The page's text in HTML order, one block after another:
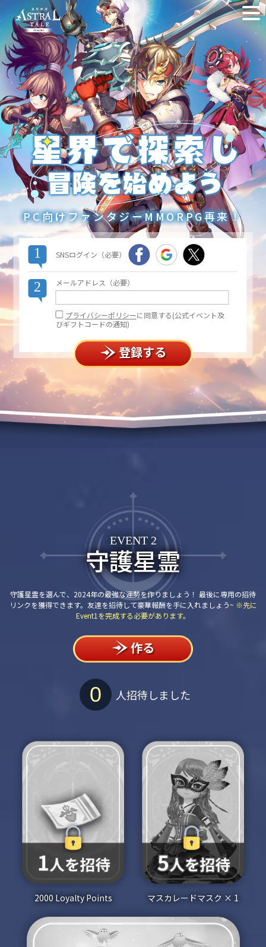
星
PC向けファンタジーMMORPG再来！
1 SNSログイン（必要）
2 メールアドレス（必要）
プライバシーポリシーに同意する(公式イベント及
びギフトコードの通知)
登録する
EVENT 2
守護星霊
守護星霊を選んで、2024年の最強な運勢を作りましょう！ 最後に専用の招待
リンクを獲得できます。友達を招待して豪華報酬を手に入れましょう~ ※先に
Event1を完成する必要があります。
作る
0 人招待しました
2000 Loyalty Points マスカレードマスク × 1